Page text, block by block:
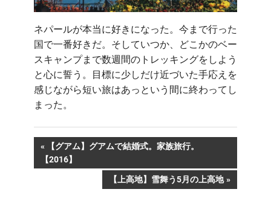
ネパールが本当に好きになった。今まで行った
国で一番好きだ。そしていつか、どこかのベー
スキャンプまで数週間のトレッキングをしよう
と心に誓う。目標に少しだけ近づいた手応えを
感じながら短い旅はあっという間に終わってし
まった。
投
稿
前
の
【グアム】グアムで結婚式。家族旅行。
【2016】
次
の
【上高地】雪舞う5月の上高地